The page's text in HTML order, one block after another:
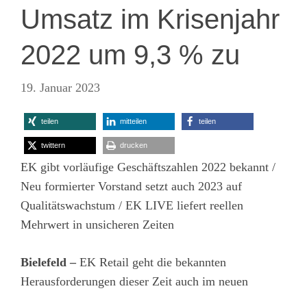
Umsatz im Krisenjahr
2022 um 9,3 % zu
19. Januar 2023
teilen mitteilen teilen
twittern drucken
EK gibt vorläufige Geschäftszahlen 2022 bekannt /
Neu formierter Vorstand setzt auch 2023 auf
Qualitätswachstum / EK LIVE liefert reellen
Mehrwert in unsicheren Zeiten
Bielefeld –EK Retail geht die bekannten
Herausforderungen dieser Zeit auch im neuen